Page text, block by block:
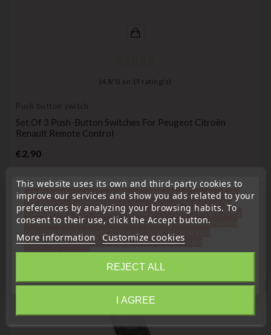
( 4,8/ 5) on 19 rating(s)
Push button switch
Set Of 3 Push-Button Switches For Peugeot Citroën
Renault Remote Control
€2.90Price
16 Other Products In The Same Category:
favorite_border
This website uses its own and third-party cookies to
improve our services and show you ads related to your
preferences by analyzing your browsing habits. To
consent to their use, click the Accept button.
More information Customize cookies
REJECT ALL
I AGREE
« Attention, notre société sera fermée pour congés du
10 aout au 1 septembre inclus. Pour cette raison les
commandes sont traitées jusqu'au 7 aout 14H00. Pour
le service réparation nous devons réceptionner votre
télécommande avant le 6 aout pour qu'elle soit
réexpédiée avant le 7 aout. Merci pour votre
compréhension»
Close
Information